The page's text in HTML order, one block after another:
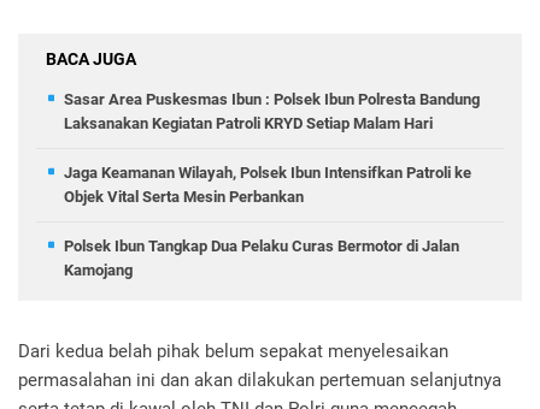
BACA JUGA
Sasar Area Puskesmas Ibun : Polsek Ibun Polresta Bandung
Laksanakan Kegiatan Patroli KRYD Setiap Malam Hari
Jaga Keamanan Wilayah, Polsek Ibun Intensifkan Patroli ke
Objek Vital Serta Mesin Perbankan
Polsek Ibun Tangkap Dua Pelaku Curas Bermotor di Jalan
Kamojang
Dari kedua belah pihak belum sepakat menyelesaikan
permasalahan ini dan akan dilakukan pertemuan selanjutnya